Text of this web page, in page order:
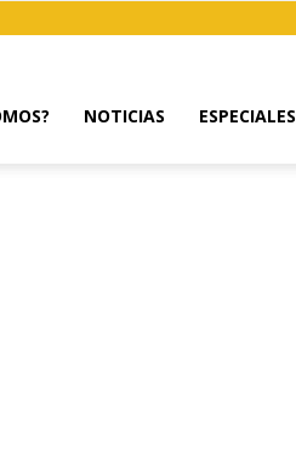
NOTICIAS ESPECIALES